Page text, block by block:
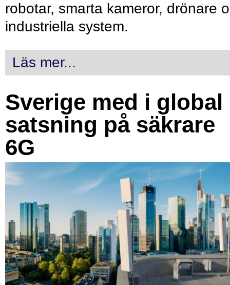
robotar, smarta kameror, drönare
industriella system.
Läs mer...
Sverige med i global
satsning på säkrare
6G